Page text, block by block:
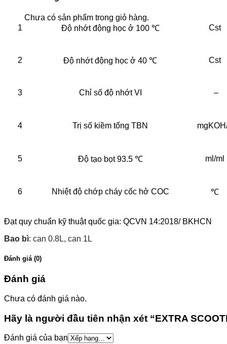
Chưa có sản phẩm trong giỏ hàng.
1 Độ nhớt động học ở 100 ℃ Cst
2 Độ nhớt động học ở 40 ℃ Cst
3 Chỉ số độ nhớt VI –
4 Trị số kiềm tổng TBN
5 Độ tạo bọt 93.5 ℃ ml/ml
6 Nhiệt độ chớp cháy cốc hở COC ℃
Đạt quy chuẩn kỹ thuật quốc gia: QCVN 14:2018/ BKHCN
Bao bì: can 0.8L, can 1L
Đánh giá (0)
Đánh giá
Chưa có đánh giá nào.
Hãy là người đầu tiên nhận xét “EXTRA
Đánh giá của bạn